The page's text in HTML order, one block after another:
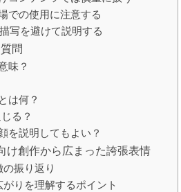
での使用に注意する
写を避けて説明する
問
味？
は何？
る？
を説明してもよい？
け創作から広まった誇張表情
振り返り
りを理解するポイント